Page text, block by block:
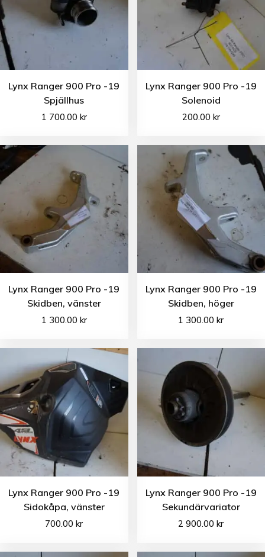
Lynx Ranger 900 Pro -19
Spjällhus
1 700.00 kr
Lynx Ranger 900 Pro -19
Solenoid
200.00 kr
Lynx Ranger 900 Pro -19
Skidben, vänster
1 300.00 kr
Lynx Ranger 900 Pro -19
Skidben, höger
1 300.00kr
Lynx Ranger 900 Pro -19
Sidokåpa, vänster
700.00kr
Lynx Ranger 900 Pro -19
Sekundärvariator
2 900.00kr